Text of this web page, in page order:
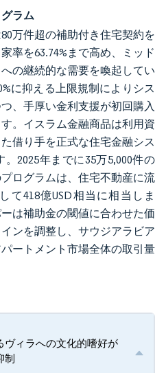
ラム
万件超の補助付き住宅契約を
率を63.74%まで高め、ミッド
の継続的な需要を喚起してい
に抑える上限規制によりシス
、手厚い金利支援が初回購入
。イスラム金融商品は利用資
借り手を正式な住宅金融シス
2025年までに35万5,000件の
ログラムは、住宅不動産に流
て418億USD相当に相当しま
は補助金の閾値に合わせた価
ンを調整し、サウジアラビア
ートメント市場全体の取引量
ヴィラへの文化的嗜好が
制